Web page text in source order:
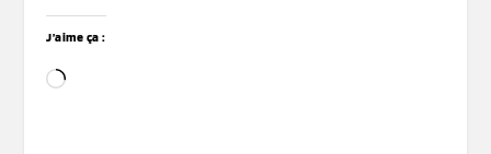
J’aime ça :
Chargement…